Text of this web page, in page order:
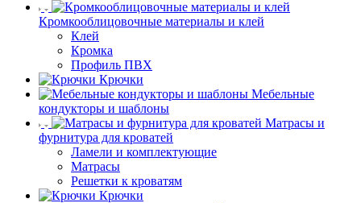
Кромкооблицовочные материалы и клей
Клей
Кромка
Профиль ПВХ
Крючки
Мебельные
кондукторы и шаблоны
Матрасы и
фурнитура для кроватей
Ламели и комплектующие
Матрасы
Решетки к кроватям
Крючки